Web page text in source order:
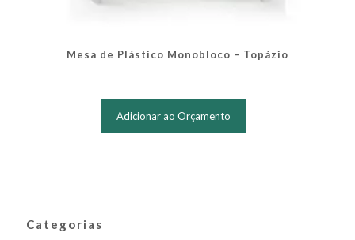
Mesa de Plástico Monobloco – Topázio
Adicionar ao Orçamento
Categorias